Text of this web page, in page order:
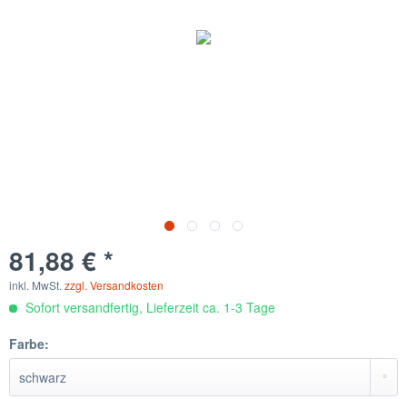
81,88 € *
inkl. MwSt. zzgl. Versandkosten
Sofort versandfertig, Lieferzeit ca. 1-3 Tage
Farbe: